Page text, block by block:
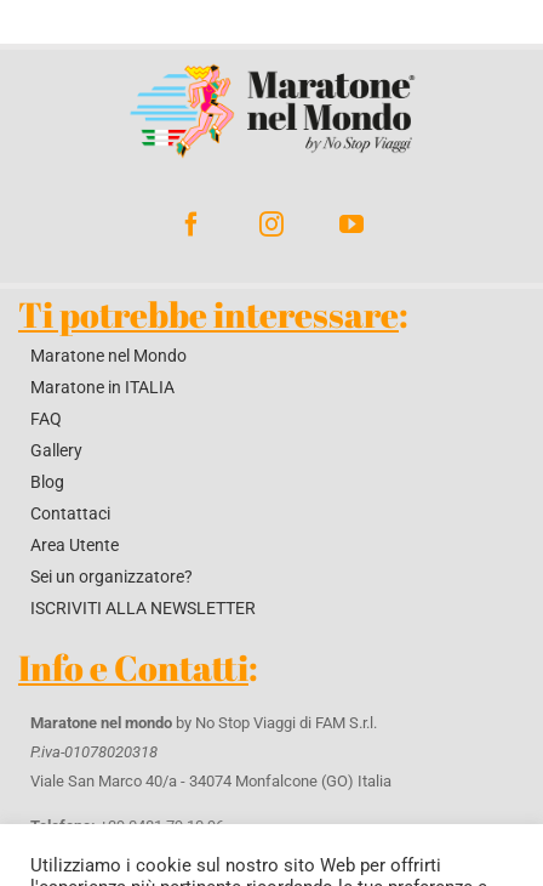
Ti potrebbe interessare:
Maratone nel Mondo
Maratone in ITALIA
FAQ
Gallery
Blog
Contattaci
Area Utente
Sei un organizzatore?
ISCRIVITI ALLA NEWSLETTER
Info e Contatti:
Maratone nel mondoby No Stop Viaggi di FAM S.r.l.
P.iva-01078020318
Viale San Marco 40/a - 34074 Monfalcone (GO) Italia
Telefono:+39 0481 79 10 96
WhatsApp
+39 371 42 61 643
Utilizziamo i cookie sul nostro sito Web per offrirti